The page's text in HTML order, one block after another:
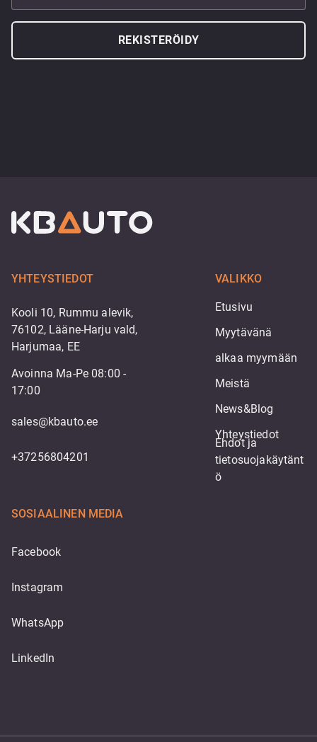
REKISTERÖIDY
YHTEYSTIEDOT
Kooli 10, Rummu alevik,
76102, Lääne-Harju vald,
Harjumaa, EE
Avoinna Ma-Pe 08:00 -
17:00
sales@kbauto.ee
+37256804201
VALIKKO
Etusivu
Myytävänä
alkaa myymään
Meistä
News&Blog
Yhteystiedot
Ehdot ja
tietosuojakäytänt
ö
SOSIAALINEN MEDIA
Facebook
Instagram
WhatsApp
LinkedIn